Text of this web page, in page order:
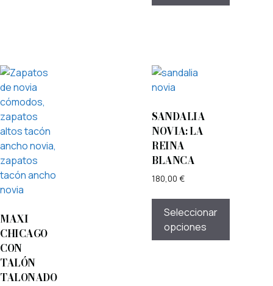
MAXI
CHICAGO
CON
TALÓN
TALONADO
SANDALIA
NOVIA: LA
REINA
BLANCA
180,00 €
Seleccionar
opciones